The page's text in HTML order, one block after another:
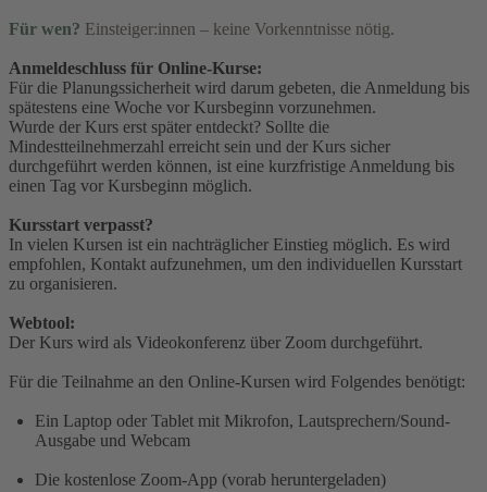
Für wen? Einsteiger:innen – keine Vorkenntnisse nötig.
Anmeldeschluss für Online-Kurse:
Für die Planungssicherheit wird darum gebeten, die Anmeldung bis
spätestens eine Woche vor Kursbeginn vorzunehmen.
Wurde der Kurs erst später entdeckt? Sollte die
Mindestteilnehmerzahl erreicht sein und der Kurs sicher
durchgeführt werden können, ist eine kurzfristige Anmeldung bis
einen Tag vor Kursbeginn möglich.
Kursstart verpasst?
In vielen Kursen ist ein nachträglicher Einstieg möglich. Es wird
empfohlen, Kontakt aufzunehmen, um den individuellen Kursstart
zu organisieren.
Webtool:
Der Kurs wird als Videokonferenz über Zoom durchgeführt.
Für die Teilnahme an den Online-Kursen wird Folgendes benötigt:
Ein Laptop oder Tablet mit Mikrofon, Lautsprechern/Sound-
Ausgabe und Webcam
Die kostenlose Zoom-App (vorab heruntergeladen)